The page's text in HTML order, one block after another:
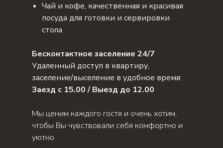
Чай и кофе, качественная и красивая
посуда для готовки и сервировки
стола
Бесконтактное заселение 24/7
Удаленный доступ в квартиру,
заселение/выселение в удобное время:
Заезд с 15.00 / Выезд до 12.00
Мы ценим каждого гостя и очень хотим,
чтобы Вы чувствовали себя комфортно и
уютно